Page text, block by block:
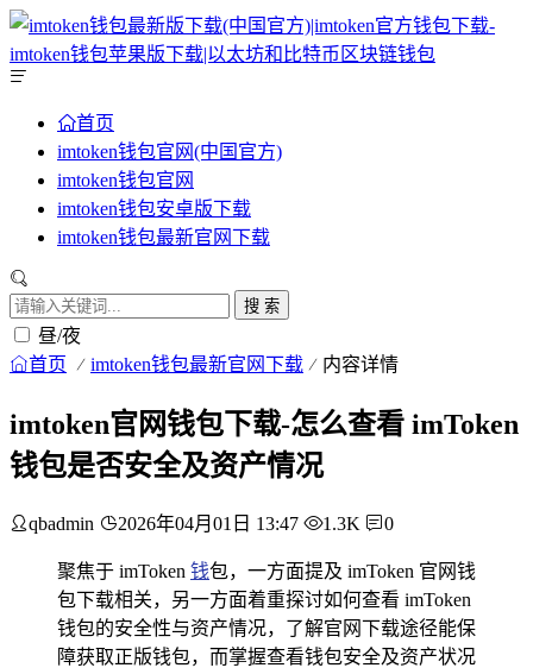
首页
imtoken钱包官网(中国官方)
imtoken钱包官网
imtoken钱包安卓版下载
imtoken钱包最新官网下载
搜 索
昼/夜
首页 imtoken钱包最新官网下载 内容详情
imtoken官网钱包下载-怎么查看 imToken
钱包是否安全及资产情况
qbadmin 2026年04月01日 13:47 1.3K 0
聚焦于 imToken 钱包，一方面提及 imToken 官网钱
包下载相关，另一方面着重探讨如何查看 imToken
钱包的安全性与资产情况，了解官网下载途径能保
障获取正版钱包，而掌握查看钱包安全及资产状况